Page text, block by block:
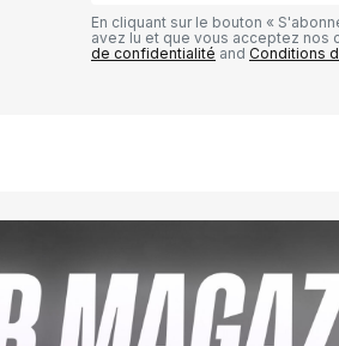
et
En cliquant sur le bouton «
avez lu et que vous acceptez nos
de confidentialité and Conditions